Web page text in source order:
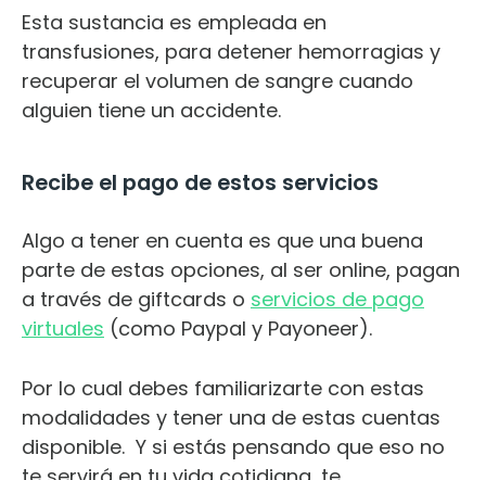
Esta sustancia es empleada en
transfusiones, para detener hemorragias y
recuperar el volumen de sangre cuando
alguien tiene un accidente.
Recibe el pago de estos servicios
Algo a tener en cuenta es que una buena
parte de estas opciones, al ser online, pagan
a través de giftcards o servicios de pago
virtuales (como Paypal y Payoneer).
Por lo cual debes familiarizarte con estas
modalidades y tener una de estas cuentas
disponible. Y si estás pensando que eso no